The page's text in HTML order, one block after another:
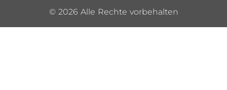
© 2026 Alle Rechte vorbehalten